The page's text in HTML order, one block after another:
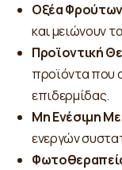
Οξέα Φρούτων
και μειώνουν
Προϊοντική
προϊόντα που
επιδερμίδας.
Μη Ενέσιμη
ενεργών